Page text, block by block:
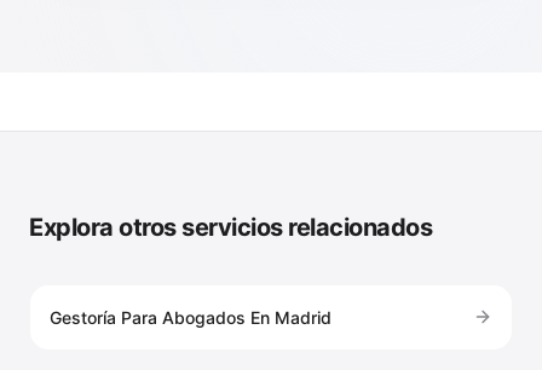
Explora otros servicios relacionados
Gestoría Para Abogados En Madrid